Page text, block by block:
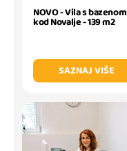
NOVO - Vila s bazenom
kod Novalje - 139 m2
SAZNAJ VIŠE